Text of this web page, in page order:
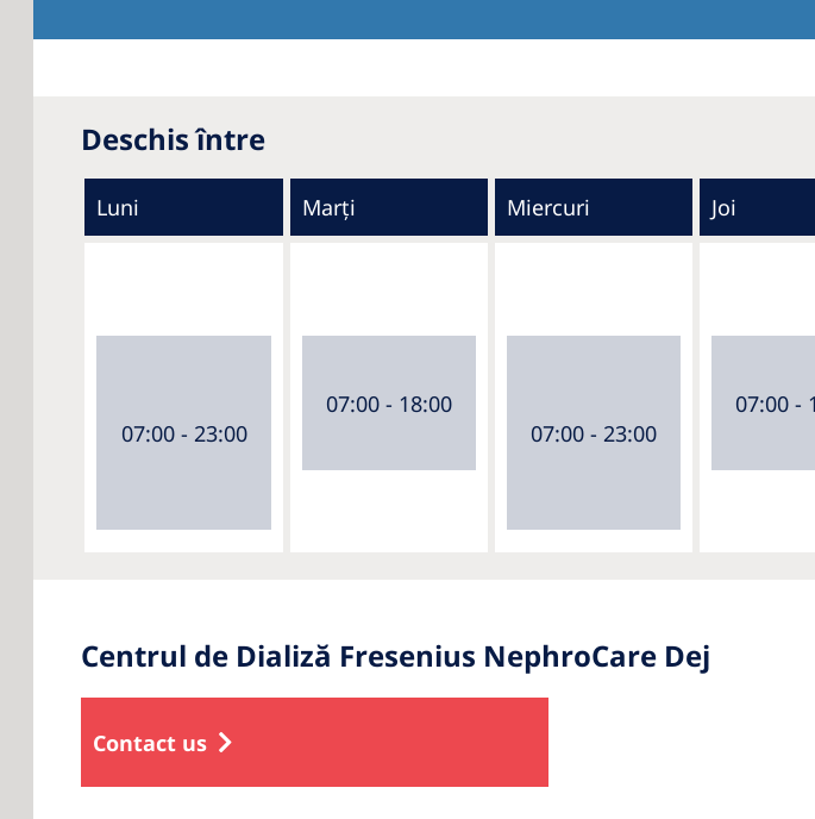
Deschis între
Luni Marți Miercuri Joi
07:00 - 23:00
07:00 - 18:00
07:00 - 23:00
07:00 -
Centrul de Dializă Fresenius NephroCare Dej
Contact us